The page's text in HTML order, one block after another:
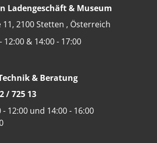
Ladengeschäft & Museum
2100 Stetten , Österreich
12:00 & 14:00 - 17:00
& Beratung
/ 725 13
- 12:00 und 14:00 - 16:00